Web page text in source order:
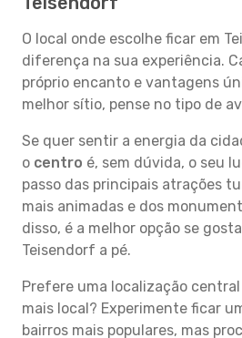
O local onde escolhe ficar em
diferença na sua experiência.
próprio encanto e vantagens
melhor sítio, pense no tipo de
Se quer sentir a energia da
o centro é, sem dúvida, o seu
passo das principais atrações
mais animadas e dos
disso, é a melhor opção se
Teisendorf a pé.
Prefere uma localização
mais local? Experimente ficar
bairros mais populares, mas